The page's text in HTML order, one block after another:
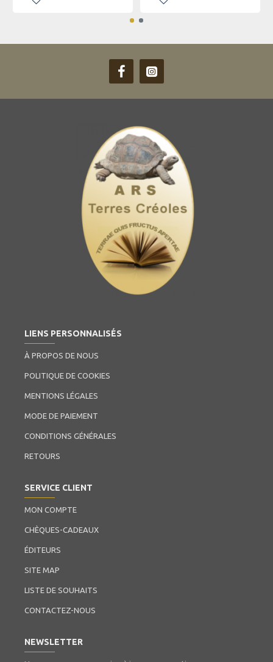
LIENS PERSONNALISÉS
À PROPOS DE NOUS
POLITIQUE DE COOKIES
MENTIONS LÉGALES
MODE DE PAIEMENT
CONDITIONS GÉNÉRALES
RETOURS
SERVICE CLIENT
MON COMPTE
CHÈQUES-CADEAUX
ÉDITEURS
SITE MAP
LISTE DE SOUHAITS
CONTACTEZ-NOUS
NEWSLETTER